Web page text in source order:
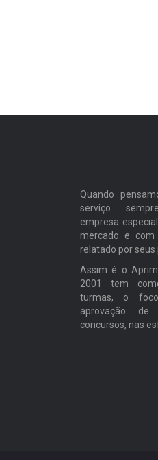
Quando
serviço
empresa
mercado e com
relatado por seus
Assim é o
2001 tem
turmas, o
aprovação
concursos, nas